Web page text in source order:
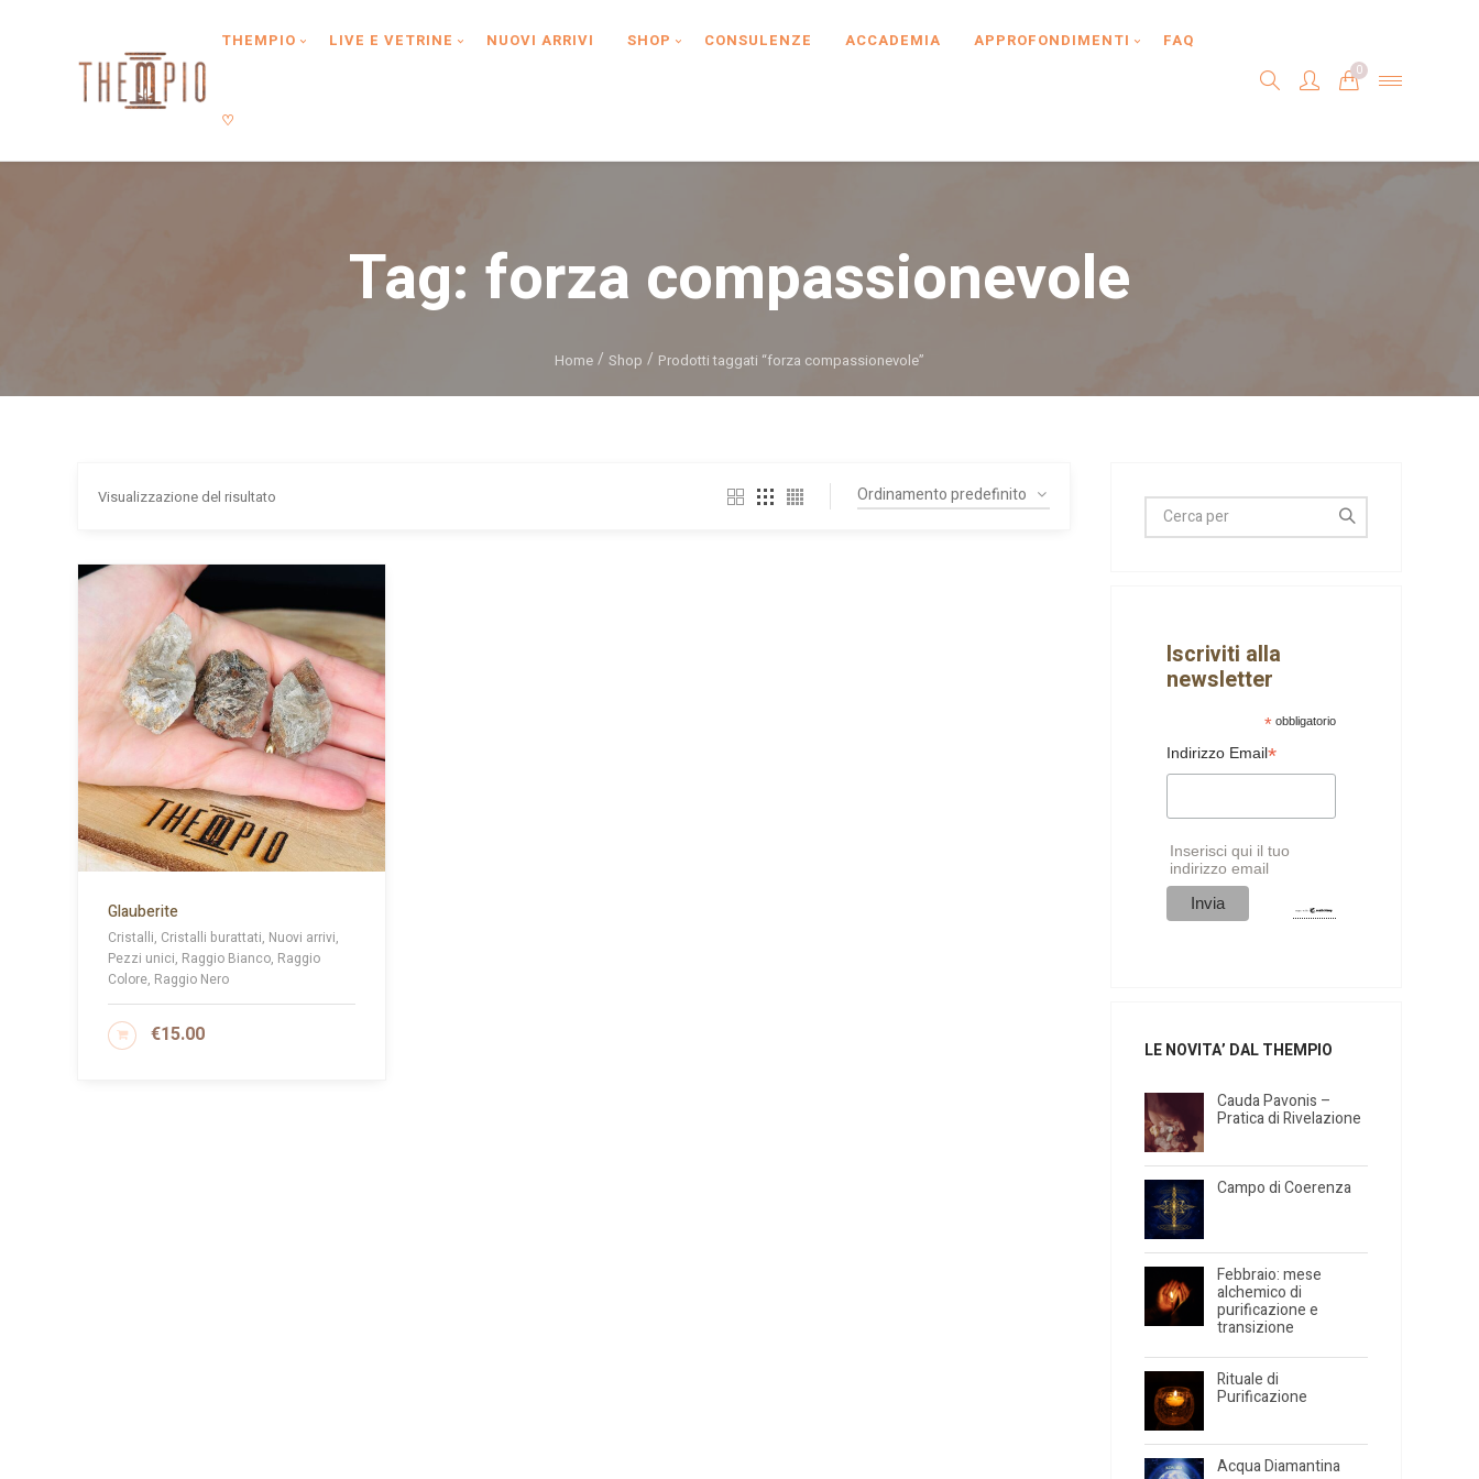
Type anything to search, then press enter or Search Button
THEMPIO LIVE E VETRINE NUOVI ARRIVI SHOP CONSULENZE ACCADEMIA APPROFONDIMENTI FAQ
♡
0
Tag: forza compassionevole
Home Shop Prodotti taggati “forza compassionevole”
Visualizzazione del risultato
Glauberite
Cristalli, Cristalli burattati, Nuovi arrivi,
Pezzi unici, Raggio Bianco, Raggio
Colore, Raggio Nero
€15.00
AGGIUNGI AL CARRELLO
Iscriviti alla
newsletter
*obbligatorio
Indirizzo Email*
Inserisci qui il tuo
indirizzo email
LE NOVITA’ DAL THEMPIO
Cauda Pavonis –
Pratica di Rivelazione
Campo di Coerenza
Febbraio: mese
alchemico di
purificazione e
transizione
Rituale di
Purificazione
Acqua Diamantina